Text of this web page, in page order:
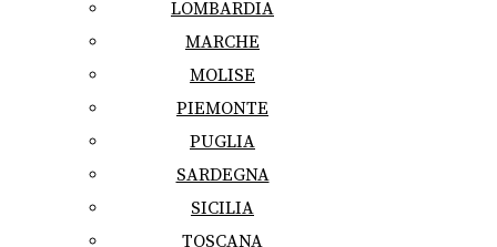
LOMBARDIA
MARCHE
MOLISE
PIEMONTE
PUGLIA
SARDEGNA
SICILIA
TOSCANA